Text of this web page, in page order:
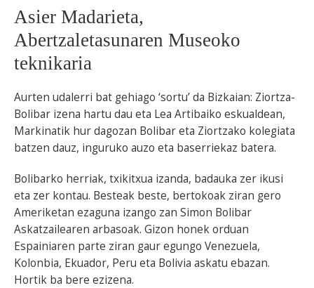
Asier Madarieta,
Abertzaletasunaren Museoko
teknikaria
Aurten udalerri bat gehiago ‘sortu’ da Bizkaian: Ziortza-
Bolibar izena hartu dau eta Lea Artibaiko eskualdean,
Markinatik hur dagozan Bolibar eta Ziortzako kolegiata
batzen dauz, inguruko auzo eta baserriekaz batera.
Bolibarko herriak, txikitxua izanda, badauka zer ikusi
eta zer kontau. Besteak beste, bertokoak ziran gero
Ameriketan ezaguna izango zan Simon Bolibar
Askatzailearen arbasoak. Gizon honek orduan
Espainiaren parte ziran gaur egungo Venezuela,
Kolonbia, Ekuador, Peru eta Bolivia askatu ebazan.
Hortik ba bere ezizena.